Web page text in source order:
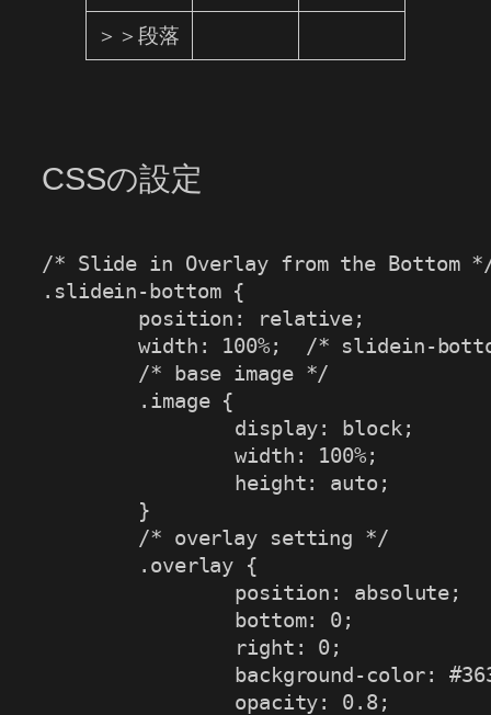
＞＞段落
CSSの設定
/* Slide in Overlay from the Bottom
.slidein-bottom {
position : relative;
width : 100%;
/* slidein-
/* base image */
.image {
display: block ;
width : 100%;
height: auto;
}
/* overlay setting */
.overlay
{
position : absolute;
bottom: 0;
right : 0;
background-color:
opacity: 0.8;